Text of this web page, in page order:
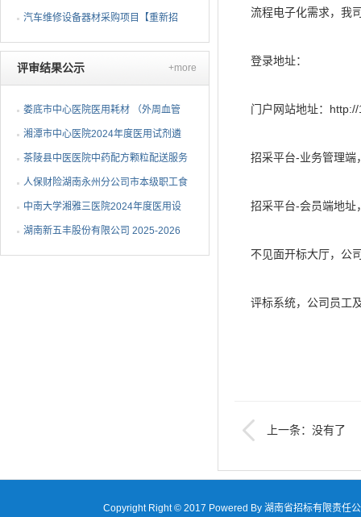
流程电子化需求，我
登录地址：
门户网站地址：
招采平台-业务管理
招采平台-会员端地
不见面开标大厅，公
评标系统，公司员工
上一条：没有了
人去毛刺项目（第二次...
汽车维修设备器材采购项目【重新招
标】招标公告
评审结果公示 +more
娄底市中心医院医用耗材 （外周血管
介入耗材）遴选项目中...
湘潭市中心医院2024年度医用试剂遴
选项目（第三次）中选候...
茶陵县中医医院中药配方颗粒配送服务
项目中标（成交）公告
人保财险湖南永州分公司市本级职工食
堂维修改造采购项目成...
中南大学湘雅三医院2024年度医用设
备（C-6）包二中标公告
湖南新五丰股份有限公司 2025-2026
年度塑料包装袋采购项...
Copyright Right © 2017 Powered By 湖南省招标有限责任